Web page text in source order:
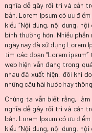
nghĩa dễ gây rối trí và cản
bản. Lorem Ipsum có ưu
kiểu “Nội dung, nội dung,
bình thường hơn. Nhiều
ngày nay đã sử dụng Lorem
tìm các đoạn “Lorem
web hiện vẫn đang trong
nhau đã xuất hiện, đôi khi
những câu hài hước hay
Chúng ta vẫn biết rằng,
nghĩa dễ gây rối trí và cản
bản. Lorem Ipsum có ưu
kiểu “Nội dung, nội dung,